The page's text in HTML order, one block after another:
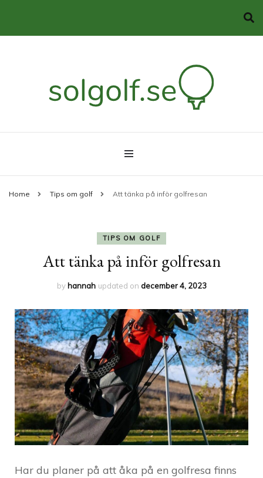
solgolf.se
Home Tips om golf Att tänka på inför golfresan
TIPS OM GOLF
Att tänka på inför golfresan
by hannah updated on december 4, 2023
Har du planer på att åka på en golfresa finns